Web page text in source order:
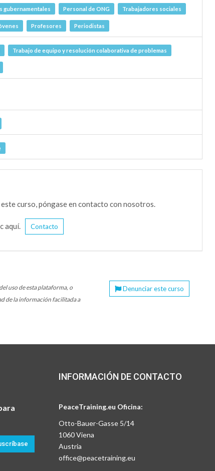
gubernamentales Personal de ONG Trabajadores sociales
Profesores Periodistas
Trabajo de equipo y resolución colaborativa de problemas
curso, póngase en contacto con nosotros.
aquí. Contacto
uso de esta plataforma, o
de la información facilitada a
Denunciar este curso
INFORMACIÓN DE CONTACTO
PeaceTraining.eu Oficina:
Otto-Bauer-Gasse 5/14
1060 Viena
Austria
office@peacetraining.eu